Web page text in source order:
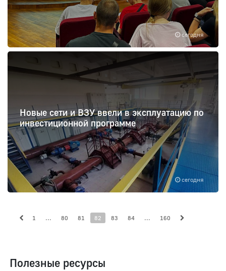
сегодня
сегодня
Новые сети и ВЗУ ввели в эксплуатацию по
инвестиционной программе
1 ... 80 81 82 83 84 ... 160
Полезные ресурсы